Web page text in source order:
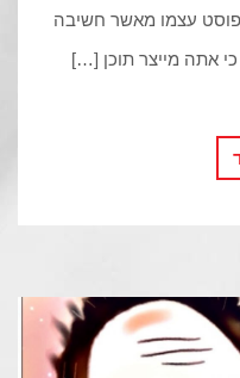
עצמו מאשר חשיבה
אתה מייצר תוכן […]